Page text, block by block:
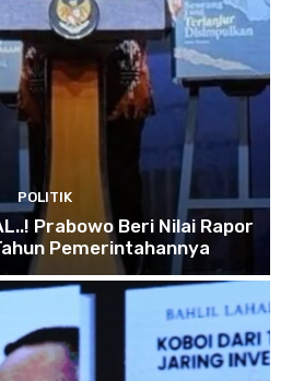
POLITIK
Prabowo Beri Nilai Rapor
Pemerintahannya